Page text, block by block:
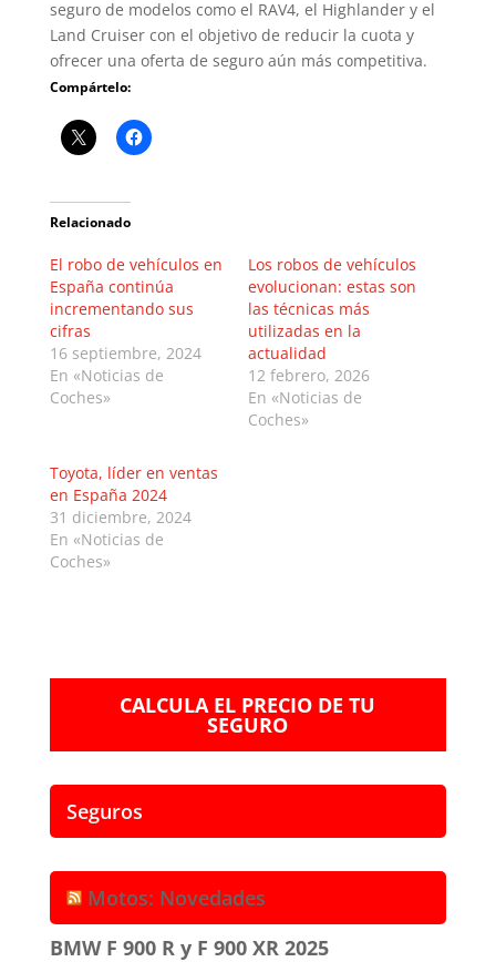
seguro de modelos como el RAV4, el Highlander y el
Land Cruiser con el objetivo de reducir la cuota y
ofrecer una oferta de seguro aún más competitiva.
Compártelo:
Relacionado
El robo de vehículos en
España continúa
incrementando sus
cifras
16 septiembre, 2024
En «Noticias de
Coches»
Los robos de vehículos
evolucionan: estas son
las técnicas más
utilizadas en la
actualidad
12 febrero, 2026
En «Noticias de
Coches»
Toyota, líder en ventas
en España 2024
31 diciembre, 2024
En «Noticias de
Coches»
CALCULA EL PRECIO DE TU
SEGURO
Seguros
Motos: Novedades
BMW F 900 R y F 900 XR 2025